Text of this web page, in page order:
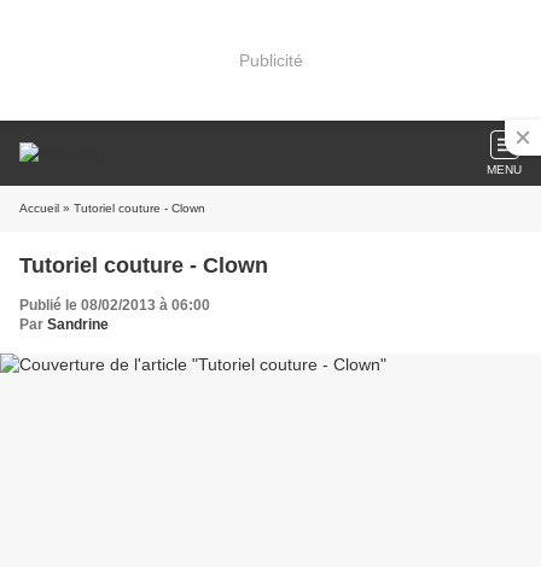
Publicité
MENU
Accueil » Tutoriel couture - Clown
Tutoriel couture - Clown
Publié le 08/02/2013 à 06:00
Par Sandrine